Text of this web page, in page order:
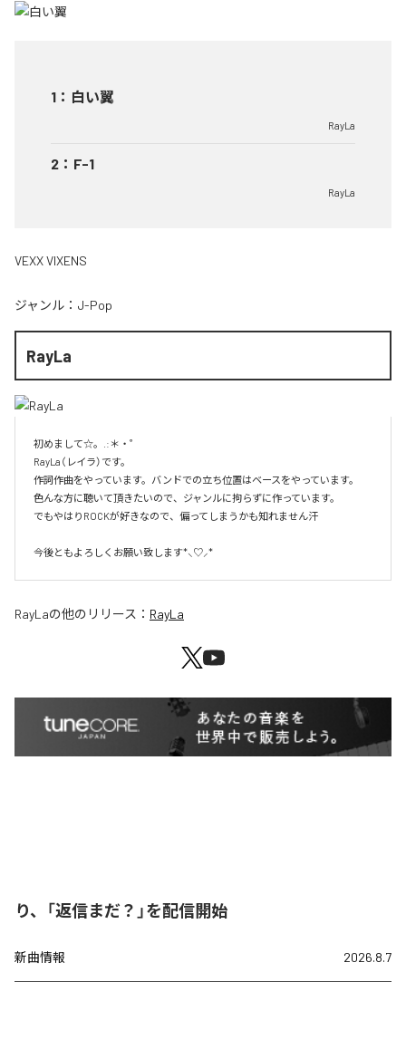
1 ： 白い翼
RayLa
2 ： F-1
RayLa
VEXX VIXENS
ジャンル： J-Pop
RayLa
初めまして☆。.:＊・゜
RayLa（レイラ）です。
作詞作曲をやっています。バンドでの立ち位置はベースをやっています。
色んな方に聴いて頂きたいので、ジャンルに拘らずに作っています。
でもやはりROCKが好きなので、偏ってしまうかも知れません汗
今後ともよろしくお願い致します*⸜♡⸝*
RayLaの他のリリース： RayLa
り、「返信まだ？」を配信開始
新曲情報 2026.8.7